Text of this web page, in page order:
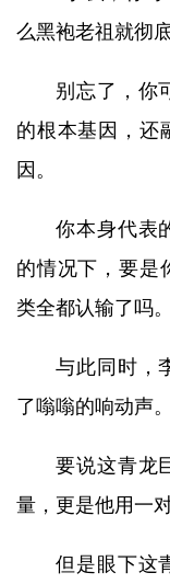
么黑袍老祖就彻
别忘了，你
的根本基因，还
因。
你本身代表
的情况下，要是
类全都认输了吗
与此同时，
了嗡嗡的响动声。
要说这青龙
量，更是他用一
但是眼下这